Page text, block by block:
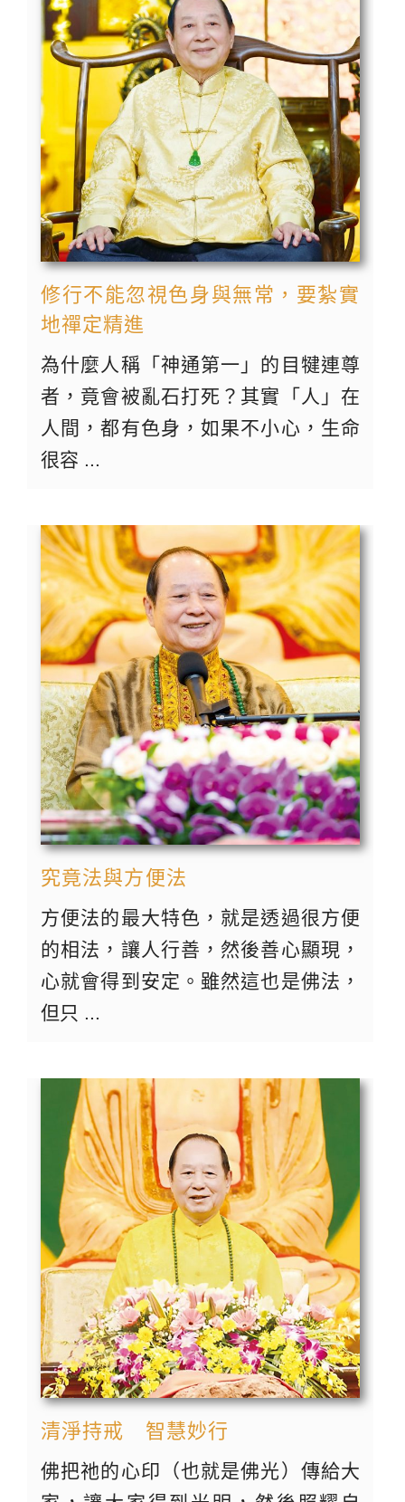
修行不能忽視色身與無常，要紮實
地禪定精進
為什麼人稱「神通第一」的目犍連尊
者，竟會被亂石打死？其實「人」在
人間，都有色身，如果不小心，生命
很容 ...
究竟法與方便法
方便法的最大特色，就是透過很方便
的相法，讓人行善，然後善心顯現，
心就會得到安定。雖然這也是佛法，
但只 ...
清淨持戒 智慧妙行
佛把祂的心印（也就是佛光）傳給大